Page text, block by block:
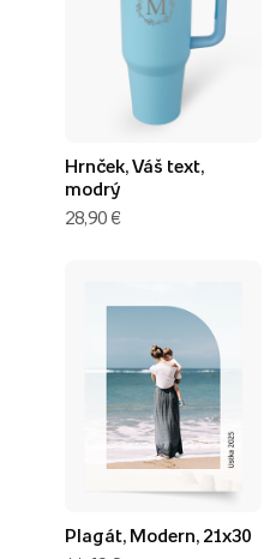
Hrnček, Váš text,
modrý
28,90 €
Plagát, Modern, 21x30